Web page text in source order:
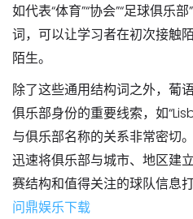
如代表“体育”“协会”“足球俱乐
词，可以让学习者在初次接触
陌生。
除了这些通用结构词之外，葡
俱乐部身份的重要线索，如
与俱乐部名称的关系非常密切
迅速将俱乐部与城市、地区建
赛结构和值得关注的球队信息打
问鼎娱乐下载